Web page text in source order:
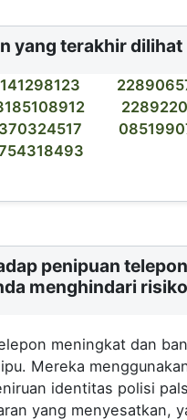
yang terakhir dilihat
penipuan
menghindari risiko
meningkat dan
Mereka
identitas polisi
yang menyesatkan,